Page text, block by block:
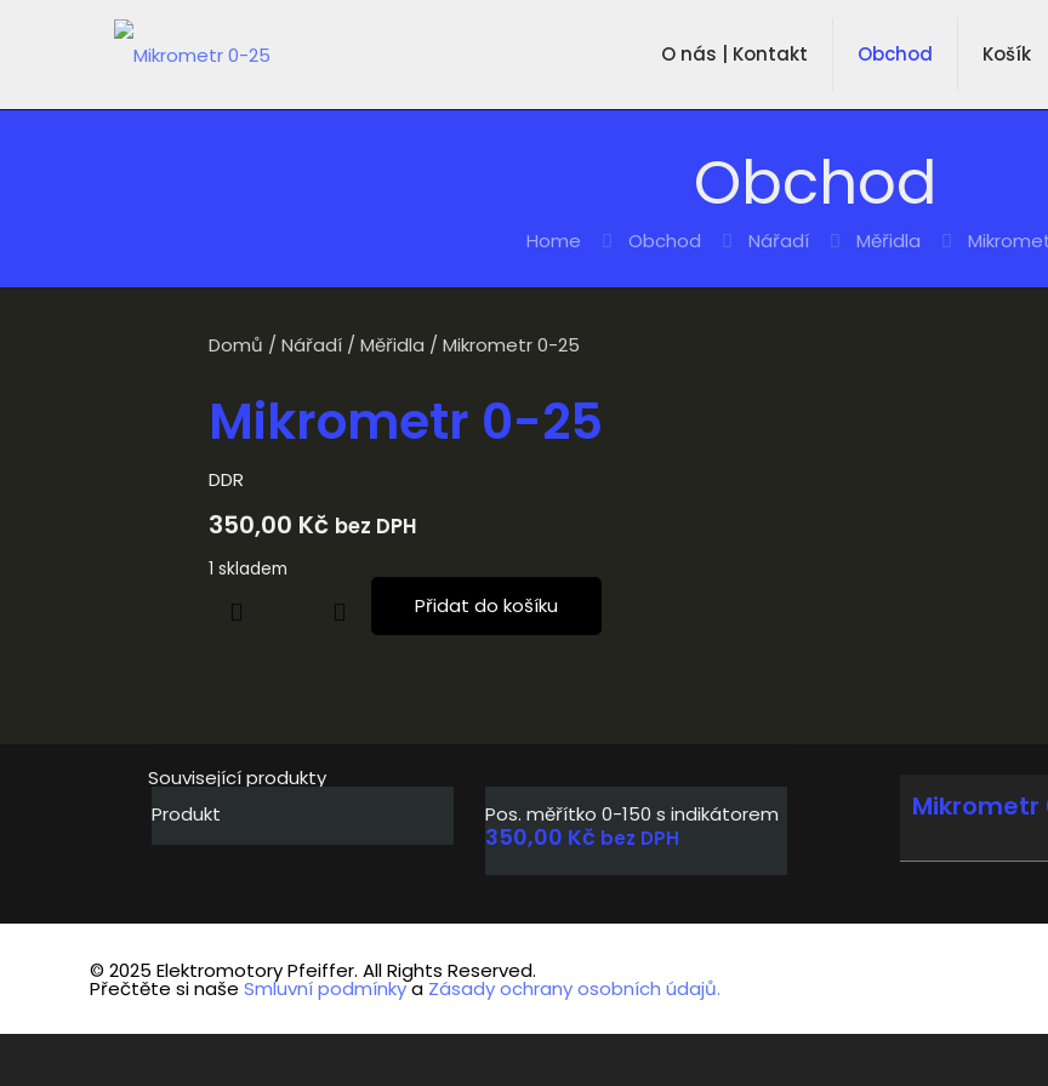
O nás | Kontakt Obchod Košík
Obchod
Home Obchod Nářadí Měřidla
Domů / Nářadí / Měřidla / Mikrometr 0-25
Mikrometr 0-25
DDR
350,00 Kč bez DPH
1 skladem
Přidat do košíku
Související produkty
Produkt
Vyprodáno
Pos. měřítko 0-150 s indikátorem
350,00 Kč bez DPH
Mikrometr
© 2025 Elektromotory Pfeiffer. All Rights Reserved.
Přečtěte si naše Smluvní podmínkya Zásady ochrany osobních údajů.